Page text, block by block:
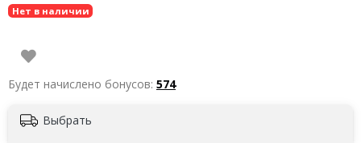
Нет в наличии
Будет начислено бонусов: 574
Выбрать